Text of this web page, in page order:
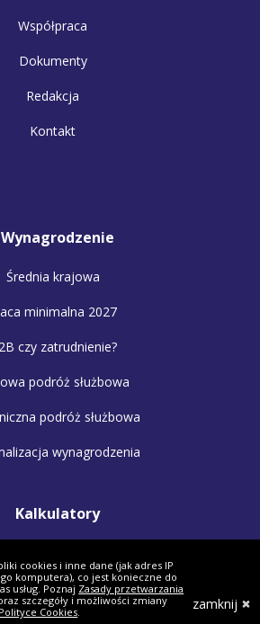
Współpraca
Dokumenty
Redakcja
Kontakt
Wynagrodzenie
Średnia krajowa
minimalna 2027
czy zatrudnienie?
podróż służbowa
podróż służbowa
wynagrodzenia
Kalkulatory
małżonków
cookies i inne dane (jak adres IP
komputera), co jest konieczne do
usług. Poznaj Zasady przetwarzania
szczegóły i możliwości zmiany
Polityce Cookies. zamknij